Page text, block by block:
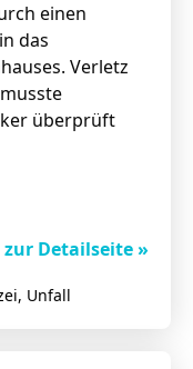
einen
das
Verletz
überprüft
zur Detailseite »
Unfall